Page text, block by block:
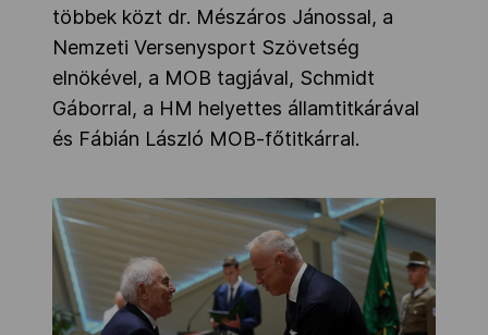
többek közt dr. Mészáros Jánossal, a
Nemzeti Versenysport Szövetség
elnökével, a MOB tagjával, Schmidt
Gáborral, a HM helyettes államtitkárával
és Fábián László MOB-főtitkárral.